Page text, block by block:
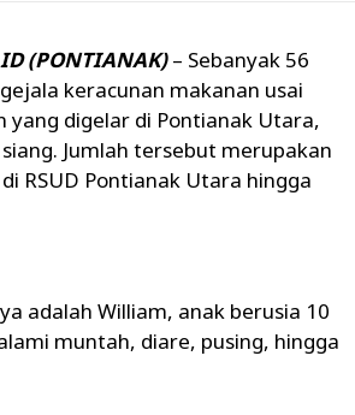
(PONTIANAK)– Sebanyak 56
keracunan makanan usai
yang digelar di Pontianak Utara,
Jumlah tersebut merupakan
RSUD Pontianak Utara hingga
adalah William, anak berusia 10
muntah, diare, pusing, hingga